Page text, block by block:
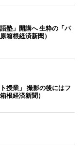
塾」開講へ 生粋の「パ
箱根経済新聞）
授業」 撮影の後にはフ
根経済新聞）